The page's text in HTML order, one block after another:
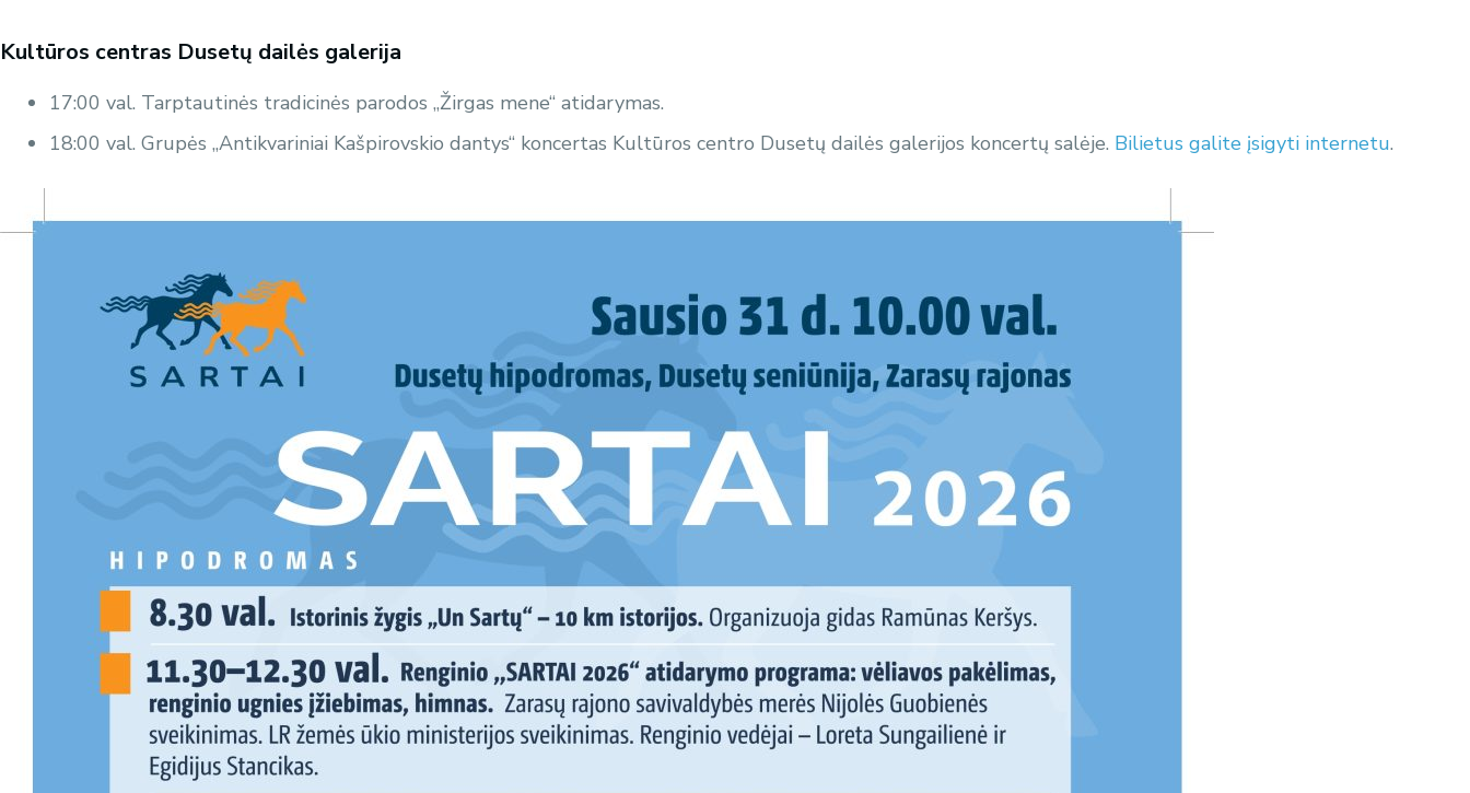
Kultūros centras Dusetų dailės galerija
17:00 val. Tarptautinės tradicinės parodos „Žirgas mene“ atidarymas.
18:00 val. Grupės „Antikvariniai Kašpirovskio dantys“ koncertas Kultūros centro Dusetų dailės galerijos koncertų salėje. Bilietus galite įsigyti internetu.